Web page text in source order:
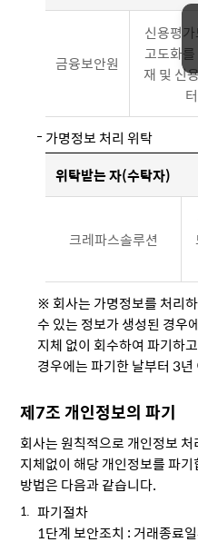
금융보안원
신용평
고도화
재 및 신
가명정보 처리 위탁
위탁받는 자(수탁자)
크레파스솔루션
※ 회사는 가명정보를 처리
수 있는 정보가 생성된 경우
지체 없이 회수하여 파기하
경우에는 파기한 날부터 3
제7조 개인정보의 파기
회사는 원칙적으로 개인정보
지체없이 해당 개인정보를 파
방법은 다음과 같습니다.
파기절차
1단계 보안조치 : 거래종료